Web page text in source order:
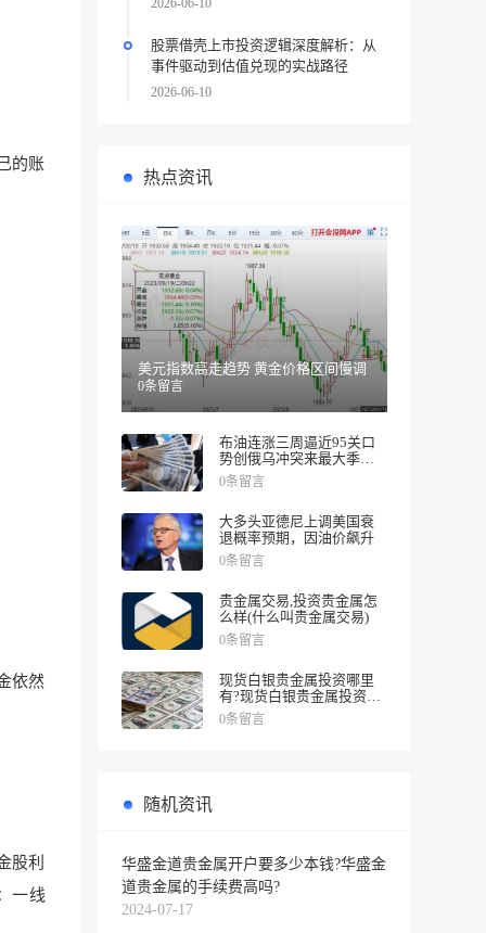
的账
依然
股利
一线
2026-06-10
股票借壳上市投资逻辑深度解析：从
事件驱动到估值兑现的实战路径
2026-06-10
热点资讯
美元指数高走趋势 黄金价格区间慢调
0条留言
布油连涨三周逼近95关口
势创俄乌冲突来最大季度
涨幅
0条留言
大多头亚德尼上调美国衰
退概率预期，因油价飙升
0条留言
贵金属交易,投资贵金属怎
么样(什么叫贵金属交易)
0条留言
现货白银贵金属投资哪里
有?现货白银贵金属投资被
诱导投资亏损
0条留言
随机资讯
华盛金道贵金属开户要多少本钱?华盛金
道贵金属的手续费高吗?
2024-07-17